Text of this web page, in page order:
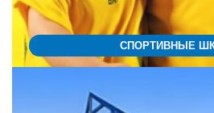
СПОРТИВНЫЕ